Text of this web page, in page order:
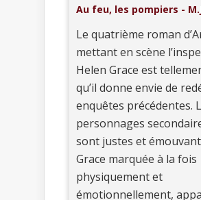
Au feu, les pompiers -
Le quatrième roman
mettant en scène
Helen Grace est
qu’il donne envie de
enquêtes précédentes.
personnages
sont justes et
Grace marquée à la fois
physiquement et
émotionnellement,